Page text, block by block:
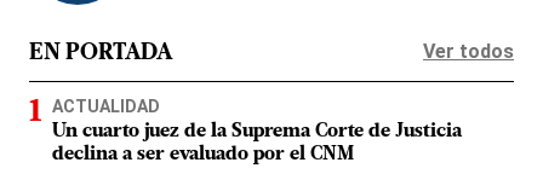
EN PORTADA Ver todos
ACTUALIDAD
Un cuarto juez de la Suprema Corte de Justicia
declina a ser evaluado por el CNM